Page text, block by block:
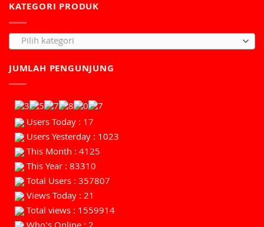
KATEGORI PRODUK
Pilih kategori
JUMLAH PENGUNJUNG
Users Today : 17
Users Yesterday : 1023
This Month : 4125
This Year : 83310
Total Users : 357807
Views Today : 21
Total views : 1559914